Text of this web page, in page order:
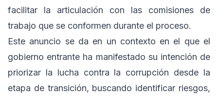
facilitar la articulación con las comisiones de
trabajo que se conformen durante el proceso.
Este anuncio se da en un contexto en el que el
gobierno entrante ha manifestado su intención de
priorizar la lucha contra la corrupción desde la
etapa de transición, buscando identificar riesgos,